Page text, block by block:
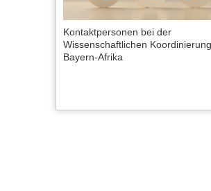
Kontaktpersonen bei der
Wissenschaftlichen
Bayern-Afrika